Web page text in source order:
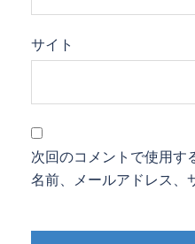
サイト
次回のコメントで使用す
名前、メールアドレス、